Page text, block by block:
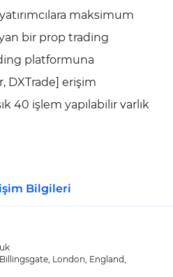
maksimum
bir prop trading
platformuna
DXTrade] erişim
40 işlem yapılabilir varlık
Bilgileri
London, England,